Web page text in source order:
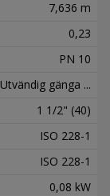
7,636 m
0,23
PN 10
Utvändig gänga ...
1 1/2" (40)
ISO 228-1
ISO 228-1
0,08 kW